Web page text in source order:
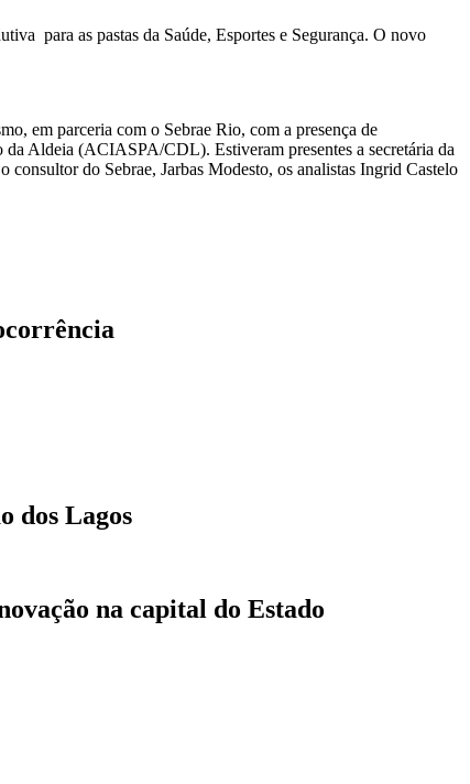
para as pastas da Saúde, Esportes e Segurança. O novo
em parceria com o Sebrae Rio, com a presença de
da Aldeia (ACIASPA/CDL). Estiveram presentes a secretária da
do Sebrae, Jarbas Modesto, os analistas Ingrid Castelo
dos Lagos
na capital do Estado